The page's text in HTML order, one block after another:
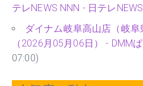
テレNEWS NNN - 日テレ
ダイナム岐阜高山店（岐阜
（2026月05月06日） - DMM
07:00)